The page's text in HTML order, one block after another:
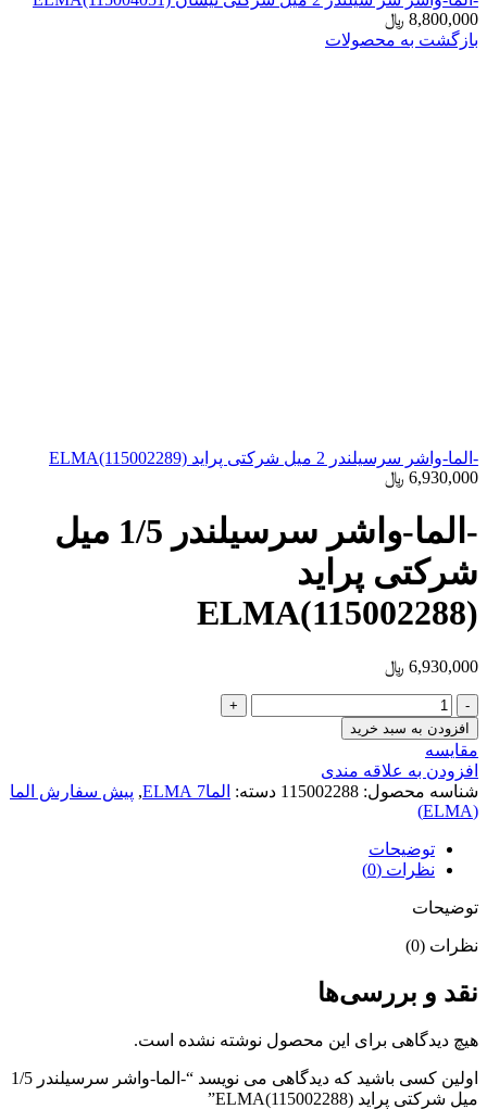
8,800,000 ﷼
بازگشت به محصولات
-الما-واشر سرسیلندر 2 میل شرکتی پراید ELMA(115002289)
6,930,000 ﷼
-الما-واشر سرسیلندر 1/5 میل
شرکتی پراید
ELMA(115002288)
6,930,000 ﷼
-الما-
واشر
سرسیلندر
1/5
میل
شرکتی
پراید
ELMA(115002288)
عدد
افزودن به سبد خرید
مقایسه
افزودن به علاقه مندی
شناسه محصول: 115002288 دسته: الما7 ELMA , پیش سفارش الما
(ELMA)
توضیحات
نظرات (0)
توضیحات
نظرات (0)
نقد و بررسی‌ها
هیچ دیدگاهی برای این محصول نوشته نشده است.
اولین کسی باشید که دیدگاهی می نویسد “-الما-واشر سرسیلندر 1/5
میل شرکتی پراید ELMA(115002288)”